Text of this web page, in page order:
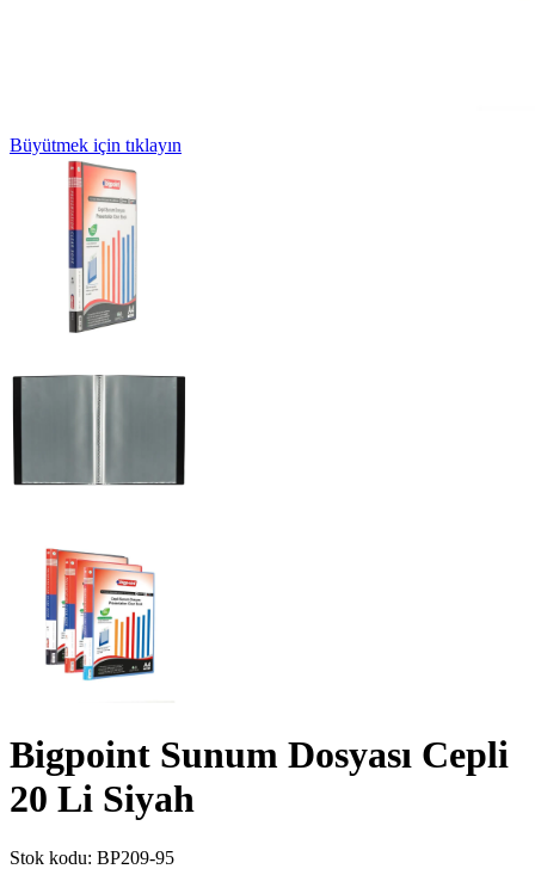
Büyütmek için tıklayın
Bigpoint Sunum Dosyası Cepli
20 Li Siyah
Stok kodu: BP209-95